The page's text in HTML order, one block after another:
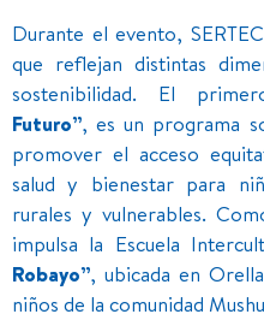
Durante el evento,
que reflejan distintas
sostenibilidad. El
Futuro”, es un programa
promover el acceso
salud y bienestar para
rurales y vulnerables.
impulsa la Escuela
Robayo”, ubicada en
niños de la comunidad